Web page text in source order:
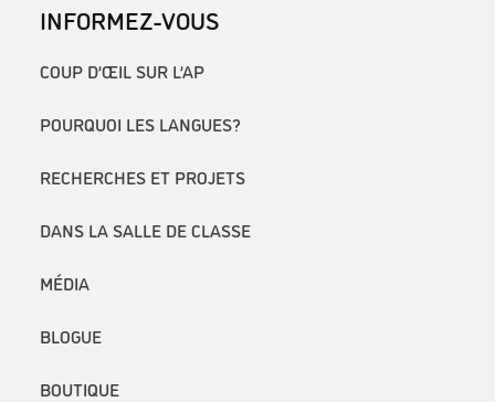
INFORMEZ-VOUS
COUP D’ŒIL SUR L’AP
POURQUOI LES LANGUES?
RECHERCHES ET PROJETS
DANS LA SALLE DE CLASSE
MÉDIA
BLOGUE
BOUTIQUE